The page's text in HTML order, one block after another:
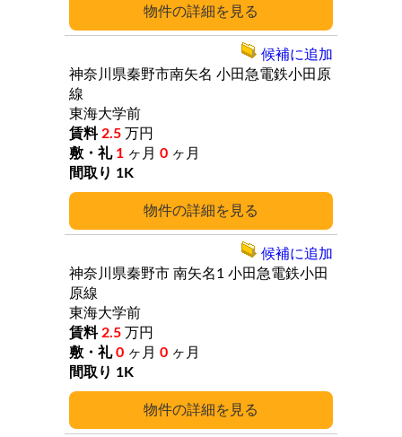
詳細
詳細
神奈川県秦野市南矢名 小田急電鉄小田原
線
東海大学前
2.5 万円
1 ヶ月 0 ヶ月
1K
候補に追加
詳細
神奈川県秦野市 南矢名1 小田急電鉄小田
原線
東海大学前
2.5 万円
0 ヶ月 0 ヶ月
1K
候補に追加